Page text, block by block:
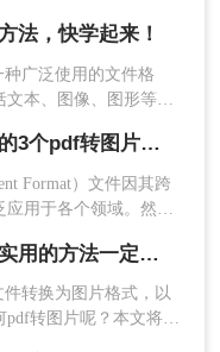
。
PDF报告、产品手册
是嵌入PPT、上传网站
法，快学起来！
种广泛使用的文件格
本、图像、图形等。
中使用或进行简单的
将介绍几种免费将PDF
如何pdf转图片？人人都能学会的3个pdf转图片方法
Format）文件因其跨
应用于各个领域。然
他文档中。那么如何
换为图片的方法，帮助
电脑如何pdf转图片？这五个超实用的方法一定要试试！
转换为图片格式，以
转图片呢？本文将为